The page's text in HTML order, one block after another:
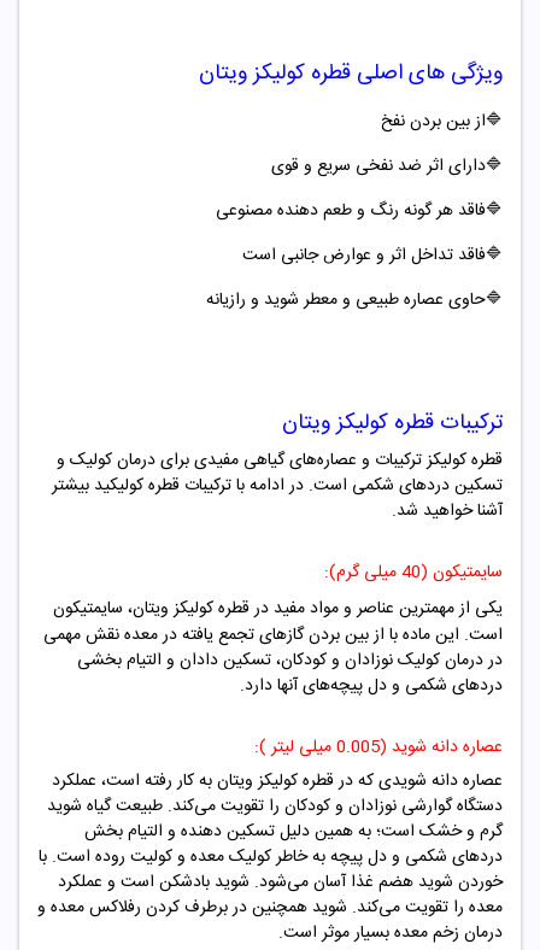
ویژگی های اصلی قطره کولیکز ویتان
🔷از بین بردن نفخ
🔷دارای اثر ضد نفخی سریع و قوی
🔷فاقد هر گونه رنگ و طعم دهنده مصنوعی
🔷فاقد تداخل اثر و عوارض جانبی است
🔷حاوی عصاره طبیعی و معطر شوید و رازیانه
ترکیبات قطره کولیکز ویتان
قطره کولیکز ترکیبات و عصاره‌های گیاهی مفیدی برای درمان کولیک و
تسکین دردهای شکمی است. در ادامه با ترکیبات قطره کولیکید بیشتر
آشنا خواهید شد.
سایمتیکون (40 میلی گرم):
یکی از مهمترین عناصر و مواد مفید در قطره کولیکز ویتان، سایمتیکون
است. این ماده با از بین بردن گازهای تجمع یافته در معده نقش مهمی
در درمان کولیک نوزادان و کودکان، تسکین دادان و التیام بخشی
دردهای شکمی و دل پیچه‌های آنها دارد.
عصاره دانه شوید (0.005 میلی لیتر ):
عصاره دانه شویدی که در قطره کولیکز ویتان به کار رفته است، عملکرد
دستگاه گوارشی نوزادان و کودکان را تقویت می‌کند. طبیعت گیاه شوید
گرم و خشک است؛ به همین دلیل تسکین دهنده و التیام بخش
دردهای شکمی و دل پیچه به خاطر کولیک معده و کولیت روده است. با
خوردن شوید هضم غذا آسان می‌شود. شوید بادشکن است و عملکرد
معده را تقویت می‌کند. شوید همچنین در برطرف کردن رفلاکس معده و
درمان زخم معده بسیار موثر است.